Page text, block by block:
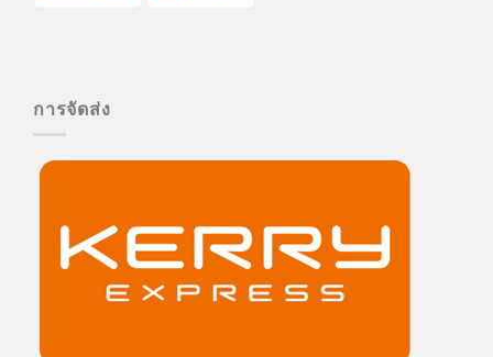
การจัดส่ง